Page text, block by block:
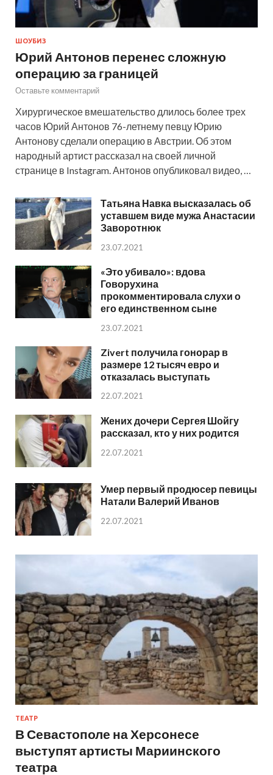
ШОУБИЗ
Юрий Антонов перенес сложную
операцию за границей
Оставьте комментарий
Хирургическое вмешательство длилось более трех
часов Юрий Антонов 76-летнему певцу Юрию
Антонову сделали операцию в Австрии. Об этом
народный артист рассказал на своей личной
странице в Instagram. Антонов опубликовал видео, …
Татьяна Навка высказалась об
уставшем виде мужа Анастасии
Заворотнюк
23.07.2021
«Это убивало»: вдова
Говорухина
прокомментировала слухи о
его единственном сыне
23.07.2021
Zivert получила гонорар в
размере 12 тысяч евро и
отказалась выступать
22.07.2021
Жених дочери Сергея Шойгу
рассказал, кто у них родится
22.07.2021
Умер первый продюсер певицы
Натали Валерий Иванов
22.07.2021
ТЕАТР
В Севастополе на Херсонесе
выступят артисты Мариинского
театра